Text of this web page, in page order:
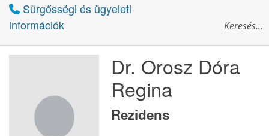
Sürgősségi és ügyeleti
információk
Dr. Orosz Dóra
Regina
Rezidens